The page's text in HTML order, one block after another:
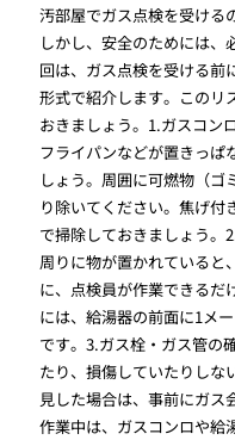
汚部屋でガス点検を受ける
しかし、安全のためには
回は、ガス点検を受ける前
形式で紹介します。このリ
おきましょう。1.ガスコン
フライパンなどが置きっぱ
しょう。周囲に可燃物（
り除いてください。焦げ付
で掃除しておきましょう。
周りに物が置かれていると
に、点検員が作業できるだ
には、給湯器の前面に1メ
です。3.ガス栓・ガス管の
たり、損傷していたりしな
見した場合は、事前にガ
作業中は、ガスコンロや給